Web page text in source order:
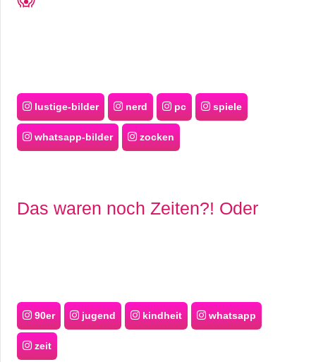
lustige-bilder nerd pc spiele
whatsapp-bilder zocken
Das waren noch Zeiten?! Oder
90er jugend kindheit whatsapp
zeit